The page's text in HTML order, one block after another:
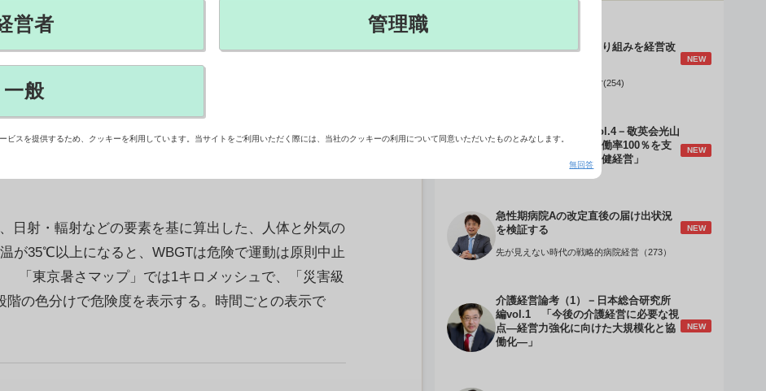
ごとも確認可能
携し、暑さ指数（WBGT）を都内全域において1キロ
を確認できる「東京暑さマップ」を公開した。1時間
高値を地図上で確認できる。【斯波祐介】
日射・輻射などの要素を基に算出した、人体と外気の
が35℃以上になると、WBGTは危険で運動は原則中止
「東京暑さマップ」では1キロメッシュで、「災害級
の色分けで危険度を表示する。時間ごとの表示で
身体的拘束最小化の取り組みを経営改
NEW
データで読み解く病院経営(254)
介護経営のデザインVol.4－敬英会光山
誠理事長 「驚異の稼働率100％を支
える『顧客目線』の老健経営」
NEW
急性期病院Aの改定直後の届け出状況
を検証する
NEW
先が見えない時代の戦略的病院経営（273）
介護経営論考（1）－日本総合研究所
編vol.1 「今後の介護経営に必要な視
点―経営力強化に向けた大規模化と協
働化―」
NEW
営者 管理職
一般
ビスを提供するため、クッキーを利用しています。当サイトをご利用いただく際には、当社のクッキーの利用について同意いただいたものとみなします。
無回答